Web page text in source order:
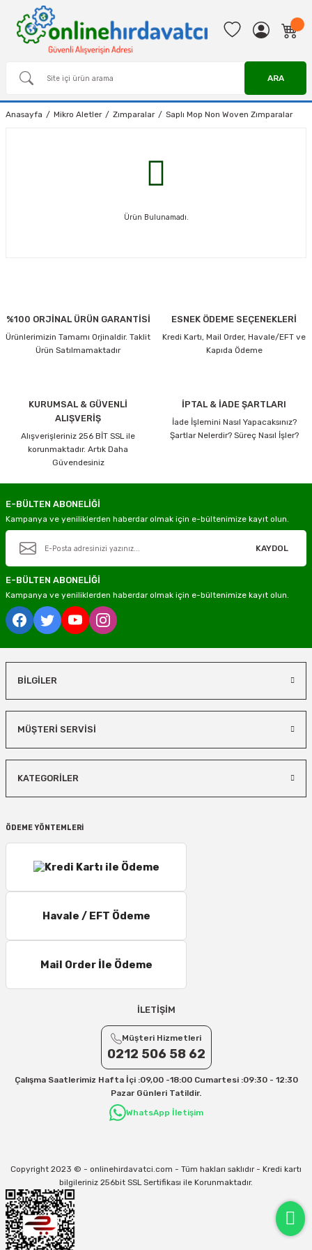
ARA
Anasayfa Mikro Aletler Zımparalar Saplı Mop Non Woven Zımparalar
Ürün Bulunamadı.
%100 ORJİNAL ÜRÜN GARANTİSİ
Ürünlerimizin Tamamı Orjinaldir. Taklit
Ürün Satılmamaktadır
ESNEK ÖDEME SEÇENEKLERİ
Kredi Kartı, Mail Order, Havale/EFT ve
Kapıda Ödeme
KURUMSAL & GÜVENLİ
ALIŞVERİŞ
Alışverişleriniz 256 BİT SSL ile
korunmaktadır. Artık Daha
Güvendesiniz
İPTAL & İADE ŞARTLARI
İade İşlemini Nasıl Yapacaksınız?
Şartlar Nelerdir? Süreç Nasıl İşler?
E-BÜLTEN ABONELİĞİ
Kampanya ve yeniliklerden haberdar olmak için e-bültenimize kayıt olun.
KAYDOL
E-BÜLTEN ABONELİĞİ
Kampanya ve yeniliklerden haberdar olmak için e-bültenimize kayıt olun.
BİLGİLER
MÜŞTERİ SERVİSİ
KATEGORİLER
ÖDEME YÖNTEMLERİ
Havale / EFT Ödeme
Mail Order İle Ödeme
İLETİŞİM
Müşteri Hizmetleri
0212 506 58 62
Çalışma Saatlerimiz Hafta İçi :09,00 -18:00 Cumartesi :09:30 - 12:30
Pazar Günleri Tatildir.
WhatsApp İletişim
Copyright 2023 © - onlinehirdavatci.com - Tüm hakları saklıdır - Kredi kartı
bilgileriniz 256bit SSL Sertifikası ile Korunmaktadır.